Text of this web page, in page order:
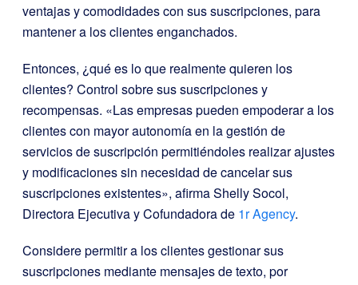
ventajas y comodidades con sus suscripciones, para
mantener a los clientes enganchados.
Entonces, ¿qué es lo que realmente quieren los
clientes? Control sobre sus suscripciones y
recompensas. «Las empresas pueden empoderar a los
clientes con mayor autonomía en la gestión de
servicios de suscripción permitiéndoles realizar ajustes
y modificaciones sin necesidad de cancelar sus
suscripciones existentes», afirma Shelly Socol,
Directora Ejecutiva y Cofundadora de 1r Agency.
Considere permitir a los clientes gestionar sus
suscripciones mediante mensajes de texto, por